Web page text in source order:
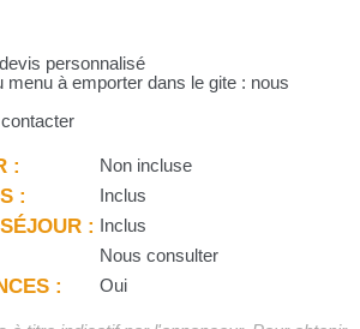
personnalisé
menu à emporter dans le gite : nous
: Non incluse
: Inclus
: Inclus
Nous consulter
: Oui